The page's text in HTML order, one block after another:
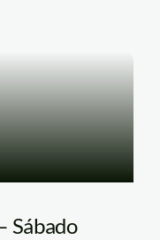
Sábado